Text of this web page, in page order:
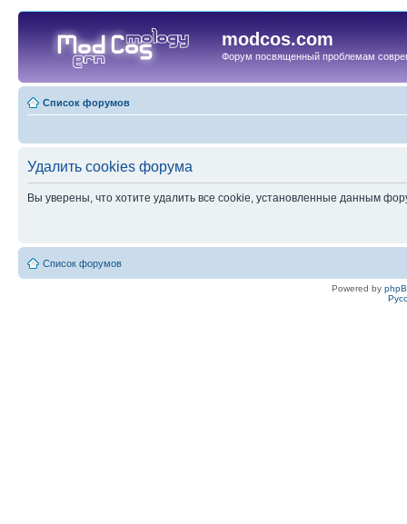
modcos.com
Форум посвященный проблемам
Список форумов
Удалить cookies форума
Вы уверены, что хотите удалить все cookie, установленные данным
Список форумов
Powered by